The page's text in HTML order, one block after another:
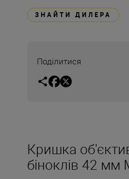
ЗНАЙТИ ДИЛЕРА
Поділитися
Кришка
біноклів 42 мм